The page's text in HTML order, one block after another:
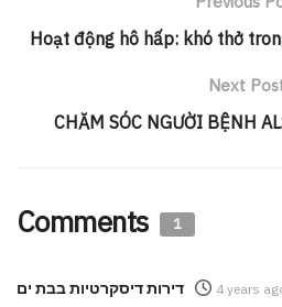
Hoạt động hô hấp: khó thở
Next
CHĂM SÓC NGƯỜI BỆNH
Comments 1
דירות דיסקרטיות בבת ים 4 years